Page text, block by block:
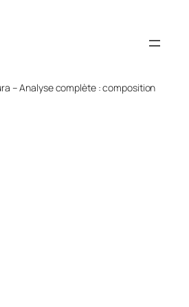
– Analyse complète : composition